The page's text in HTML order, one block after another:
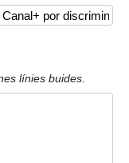
línies buides.